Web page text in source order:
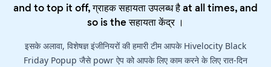
and to top it off, ग्राहक सहायता उपलब्ध है at all times, and
so is theसहायता केंद्र।
इसके अलावा, विशेषज्ञ इंजीनियरों की हमारी टीम आपके Hivelocity Black
Friday Popup जैसे powr ऐप को आपके लिए काम करने के लिए रात-दिन